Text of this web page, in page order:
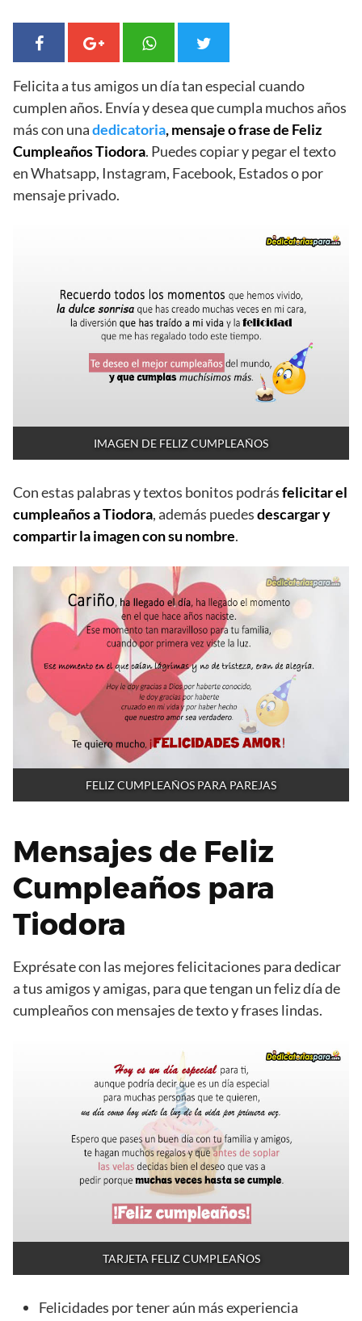
Felicita a tus amigos un día tan especial cuando
cumplen años. Envía y desea que cumpla muchos años
más con unadedicatoria, mensaje o frase de Feliz
Cumpleaños Tiodora. Puedes copiar y pegar el texto
en Whatsapp, Instagram, Facebook, Estados o por
mensaje privado.
IMAGEN DE FELIZ CUMPLEAÑOS
Con estas palabras y textos bonitos podrásfelicitar el
cumpleaños a Tiodora, además puedesdescargar y
compartir la imagen con su nombre.
FELIZ CUMPLEAÑOS PARA PAREJAS
Mensajes de Feliz
Cumpleaños para
Tiodora
Exprésate con las mejores felicitaciones para dedicar
a tus amigos y amigas, para que tengan un feliz día de
cumpleaños con mensajes de texto y frases lindas.
TARJETA FELIZ CUMPLEAÑOS
Felicidades por tener aún más experiencia